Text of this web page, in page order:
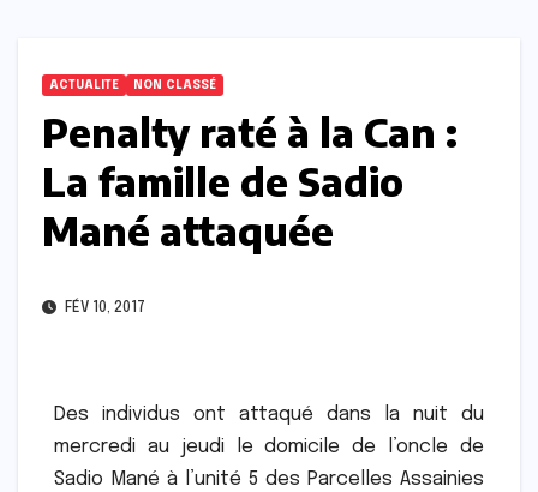
ACTUALITE NON CLASSÉ
Penalty raté à la Can :
La famille de Sadio
Mané attaquée
FÉV 10, 2017
Des individus ont attaqué dans la nuit du
mercredi au jeudi le domicile de l’oncle de
Sadio Mané à l’unité 5 des Parcelles Assainies